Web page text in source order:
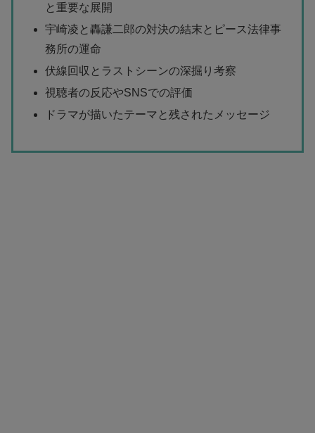
と重要な展開
宇崎凌と轟謙二郎の対決の結末とピース法律事
務所の運命
伏線回収とラストシーンの深掘り考察
視聴者の反応やSNSでの評価
ドラマが描いたテーマと残されたメッセージ